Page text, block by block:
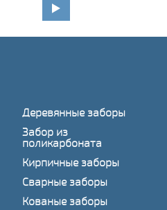
Деревянные заборы
Забор из
поликарбоната
Кирпичные заборы
Сварные заборы
Кованые заборы